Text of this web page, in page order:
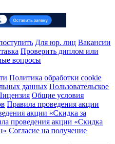
Для юр. лиц Вакансии
Проверить диплом или
вопросы
Политика обработки cookie
данных Пользовательское
Общие условия
Правила проведения акции
акции «Скидка за
проведения акции «Скидка
Согласие на получение